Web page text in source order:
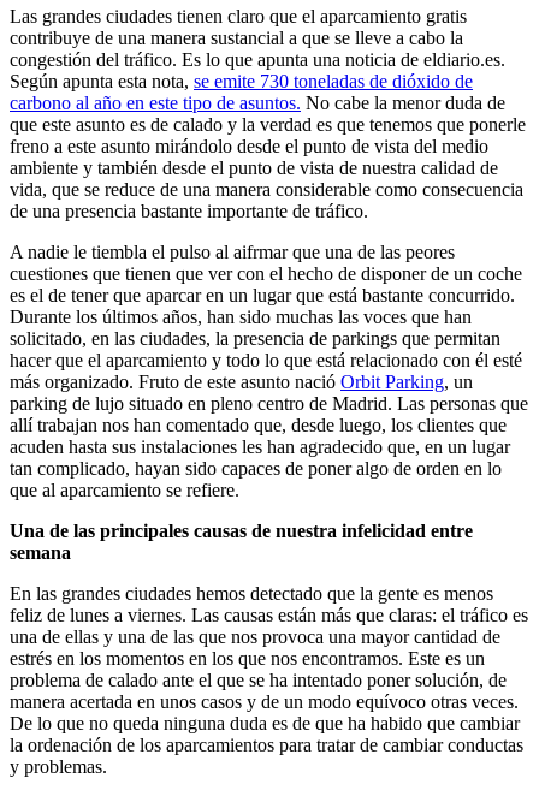
Las grandes ciudades tienen claro que el aparcamiento gratis
contribuye de una manera sustancial a que se lleve a cabo la
congestión del tráfico. Es lo que apunta una noticia de eldiario.es.
Según apunta esta nota, se emite 730 toneladas de dióxido de
carbono al año en este tipo de asuntos. No cabe la menor duda de
que este asunto es de calado y la verdad es que tenemos que ponerle
freno a este asunto mirándolo desde el punto de vista del medio
ambiente y también desde el punto de vista de nuestra calidad de
vida, que se reduce de una manera considerable como consecuencia
de una presencia bastante importante de tráfico.
A nadie le tiembla el pulso al aifrmar que una de las peores
cuestiones que tienen que ver con el hecho de disponer de un coche
es el de tener que aparcar en un lugar que está bastante concurrido.
Durante los últimos años, han sido muchas las voces que han
solicitado, en las ciudades, la presencia de parkings que permitan
hacer que el aparcamiento y todo lo que está relacionado con él esté
más organizado. Fruto de este asunto nació Orbit Parking, un
parking de lujo situado en pleno centro de Madrid. Las personas que
allí trabajan nos han comentado que, desde luego, los clientes que
acuden hasta sus instalaciones les han agradecido que, en un lugar
tan complicado, hayan sido capaces de poner algo de orden en lo
que al aparcamiento se refiere.
Una de las principales causas de nuestra infelicidad entre
semana
En las grandes ciudades hemos detectado que la gente es menos
feliz de lunes a viernes. Las causas están más que claras: el tráfico es
una de ellas y una de las que nos provoca una mayor cantidad de
estrés en los momentos en los que nos encontramos. Este es un
problema de calado ante el que se ha intentado poner solución, de
manera acertada en unos casos y de un modo equívoco otras veces.
De lo que no queda ninguna duda es de que ha habido que cambiar
la ordenación de los aparcamientos para tratar de cambiar conductas
y problemas.